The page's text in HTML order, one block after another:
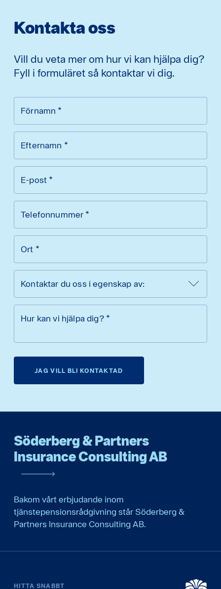
Kontakta oss
Vill du veta mer om hur vi kan hjälpa dig?
Fyll i formuläret så kontaktar vi dig.
Förnamn *
Efternamn *
E-post *
Telefonnummer *
Ort *
Kontaktar du oss i egenskap av:
Hur kan vi hjälpa dig? *
JAG VILL BLI KONTAKTAD
Söderberg & Partners
Insurance Consulting AB
Bakom vårt erbjudande inom
tjänstepensionsrådgivning står Söderberg &
Partners Insurance Consulting AB.
HITTA SNABBT